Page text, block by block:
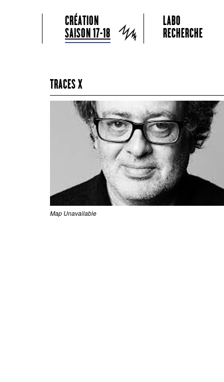
Grame
Menu principal
Aller au contenu principal
Aller au contenu secondaire
CRÉATION
SAISON 17-18
LABO
RECHERCHE
TRACES X
Map Unavailable